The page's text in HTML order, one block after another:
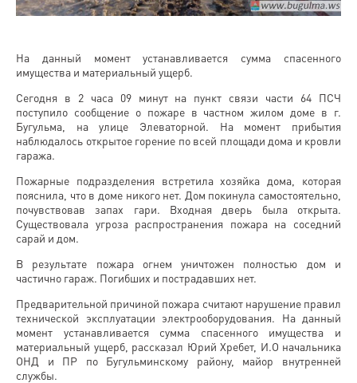
На данный момент устанавливается сумма спасенного
имущества и материальный ущерб.
Сегодня в 2 часа 09 минут на пункт связи части 64 ПСЧ
поступило сообщение о пожаре в частном жилом доме в г.
Бугульма, на улице Элеваторной. На момент прибытия
наблюдалось открытое горение по всей площади дома и кровли
гаража.
Пожарные подразделения встретила хозяйка дома, которая
пояснила, что в доме никого нет. Дом покинула самостоятельно,
почувствовав запах гари. Входная дверь была открыта.
Существовала угроза распространения пожара на соседний
сарай и дом.
В результате пожара огнем уничтожен полностью дом и
частично гараж. Погибших и пострадавших нет.
Предварительной причиной пожара считают нарушение правил
технической эксплуатации электрооборудования. На данный
момент устанавливается сумма спасенного имущества и
материальный ущерб, рассказал Юрий Хребет, И.О начальника
ОНД и ПР по Бугульминскому району, майор внутренней
службы.